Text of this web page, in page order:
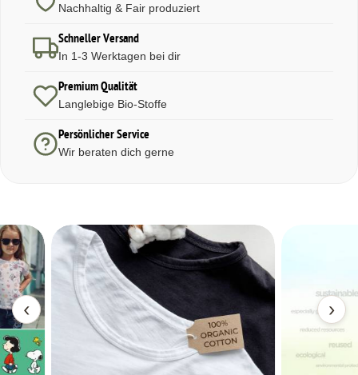
Nachhaltig & Fair produziert
Schneller Versand
In 1-3 Werktagen bei dir
Premium Qualität
Langlebige Bio-Stoffe
Persönlicher Service
Wir beraten dich gerne
‹ ›